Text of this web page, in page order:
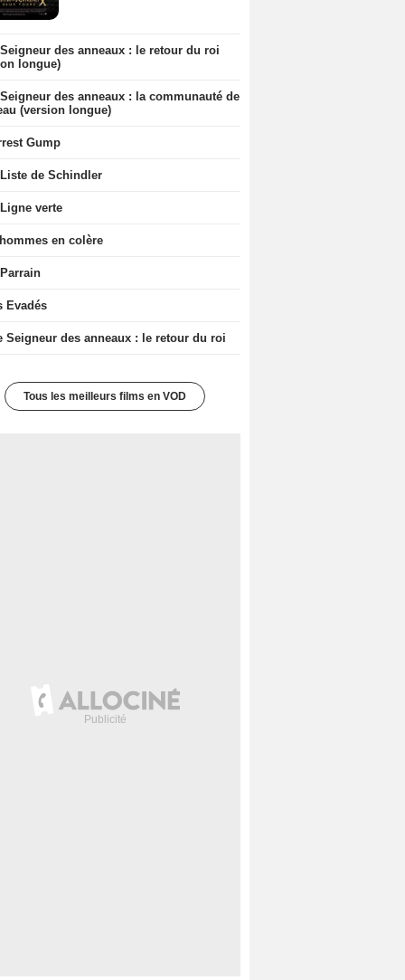
des anneaux : le retour du roi
longue)
des anneaux : la communauté de
(version longue)
Gump
de Schindler
verte
en colère
Evadés
Seigneur des anneaux : le retour du roi
Tous les meilleurs films en VOD